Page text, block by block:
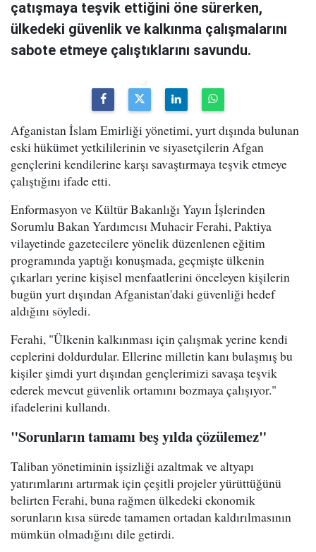
çatışmaya teşvik ettiğini öne sürerken,
ülkedeki güvenlik ve kalkınma çalışmalarını
sabote etmeye çalıştıklarını savundu.
Afganistan İslam Emirliği yönetimi, yurt dışında bulunan
eski hükümet yetkililerinin ve siyasetçilerin Afgan
gençlerini kendilerine karşı savaştırmaya teşvik etmeye
çalıştığını ifade etti.
Enformasyon ve Kültür Bakanlığı Yayın İşlerinden
Sorumlu Bakan Yardımcısı Muhacir Ferahi, Paktiya
vilayetinde gazetecilere yönelik düzenlenen eğitim
programında yaptığı konuşmada, geçmişte ülkenin
çıkarları yerine kişisel menfaatlerini önceleyen kişilerin
bugün yurt dışından Afganistan'daki güvenliği hedef
aldığını söyledi.
Ferahi, "Ülkenin kalkınması için çalışmak yerine kendi
ceplerini doldurdular. Ellerine milletin kanı bulaşmış bu
kişiler şimdi yurt dışından gençlerimizi savaşa teşvik
ederek mevcut güvenlik ortamını bozmaya çalışıyor."
ifadelerini kullandı.
"Sorunların tamamı beş yılda çözülemez"
Taliban yönetiminin işsizliği azaltmak ve altyapı
yatırımlarını artırmak için çeşitli projeler yürüttüğünü
belirten Ferahi, buna rağmen ülkedeki ekonomik
sorunların kısa sürede tamamen ortadan kaldırılmasının
mümkün olmadığını dile getirdi.